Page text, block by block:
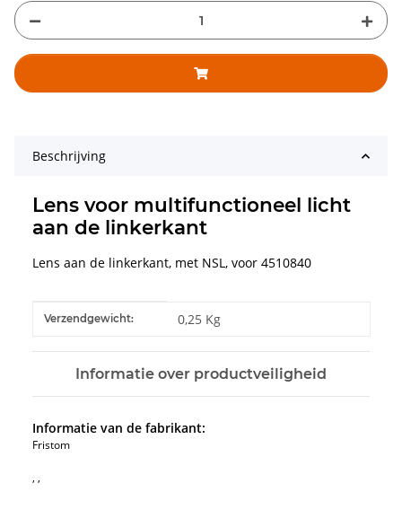
Beschrijving
Lens voor multifunctioneel licht
aan de linkerkant
Lens aan de linkerkant, met NSL, voor 4510840
#productDetails.itemInformation#
#productDetails.itemValue#
Verzendgewicht: 0,25 Kg
Informatie over productveiligheid
Informatie van de fabrikant:
Fristom
, ,